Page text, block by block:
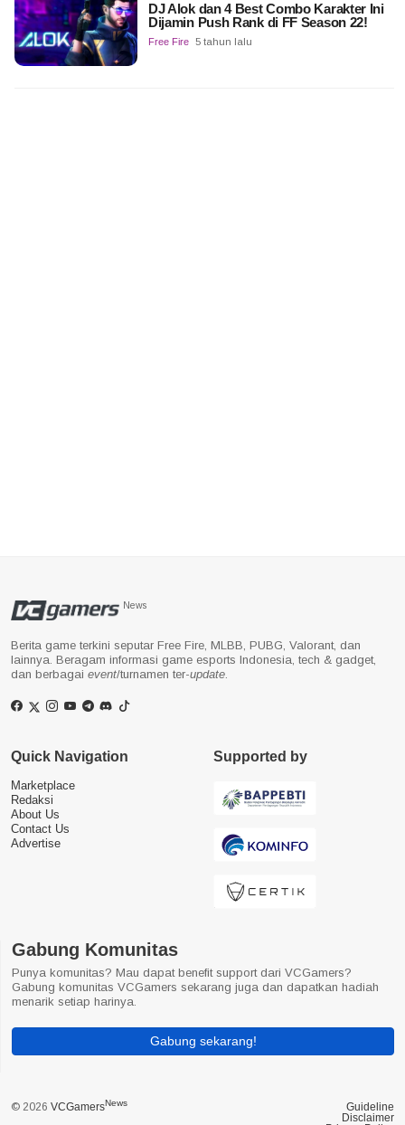
DJ Alok dan 4 Best Combo Karakter Ini
Dijamin Push Rank di FF Season 22!
Free Fire 5 tahun lalu
News
Berita game terkini seputar Free Fire, MLBB, PUBG, Valorant, dan
lainnya. Beragam informasi game esports Indonesia, tech & gadget,
dan berbagai event/turnamen ter-update
Quick Navigation
Marketplace
Redaksi
About Us
Contact Us
Advertise
Supported by
Gabung Komunitas
Punya komunitas? Mau dapat benefit support dari VCGamers?
Gabung komunitas VCGamers sekarang juga dan dapatkan hadiah
menarik setiap harinya.
Gabung sekarang!
© 2026 VCGamersNews
Guideline
Disclaimer